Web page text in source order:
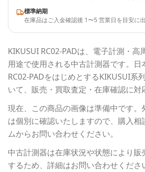
標準納期
在庫品はご入金確認後 1〜5 営業日を目安に出
KIKUSUI RC02-PADは、電子計測・高
用途で使用される中古計測器です。 日
RC02-PADをはじめとするKIKUSUI系
いて、販売・買取査定・在庫確認に対
現在、この商品の画像は準備中です。
は個別に確認いたしますので、購入相
ムからお問い合わせください。
中古計測器は在庫状況や状態により販
するため、詳細はお問い合わせくださ